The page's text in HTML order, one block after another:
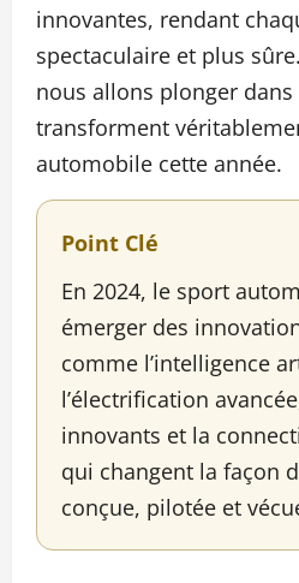
innovantes, rendant
spectaculaire et plus
nous allons plonger
transforment
automobile cette année.
Point Clé
En 2024, le sport
émerger des
comme l’intelligence
l’électrification
innovants et la
qui changent la façon
conçue, pilotée et